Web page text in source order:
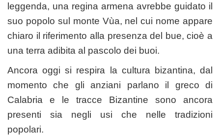
leggenda, una regina armena avrebbe guidato il
suo popolo sul monte Vùa, nel cui nome appare
chiaro il riferimento alla presenza del bue, cioè a
una terra adibita al pascolo dei buoi.
Ancora oggi si respira la cultura bizantina, dal
momento che gli anziani parlano il greco di
Calabria e le tracce Bizantine sono ancora
presenti sia negli usi che nelle tradizioni
popolari.